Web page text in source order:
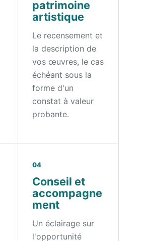
patrimoine
artistique
Le recensement et
la description de
vos œuvres, le cas
échéant sous la
forme d'un
constat à valeur
probante.
04
Conseil et
accompagne
ment
Un éclairage sur
l'opportunité